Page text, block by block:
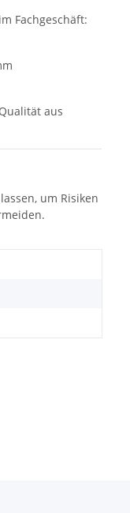
Fachgeschäft:
aus
um Risiken